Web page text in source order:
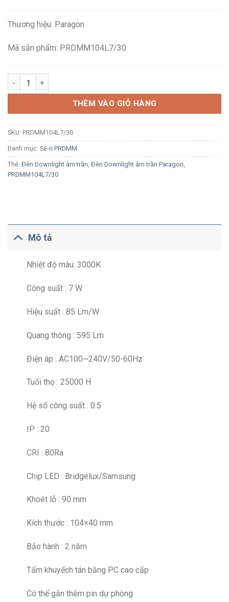
257,000₫.
Thương hiệu: Paragon
Mã sản phẩm: PRDMM104L7/30
Đèn LED downlight âm trần Paragon PRDMM104L7/30 7W
THÊM VÀO GIỎ HÀNG
SKU: PRDMM104L7/30
Danh mục: Sê-ri PRDMM
Thẻ: Đèn Downlight âm trần Đèn Downlight âm trần Paragon
PRDMM104L7/30
Mô tả
Nhiệt độ màu: 3000K
Công suất : 7 W
Hiệu suất : 85 Lm/W
Quang thông : 595 Lm
Điện áp : AC100~240V/50-60Hz
Tuổi thọ : 25000 H
Hệ số công suất : 0.5
IP : 20
CRI : 80Ra
Chip LED : Bridgelux/Samsung
Khoét lỗ : 90 mm
Kích thước : 104×40 mm
Bảo hành : 2 năm
Tấm khuyếch tán bằng PC cao cấp
Có thể gắn thêm pin dự phòng